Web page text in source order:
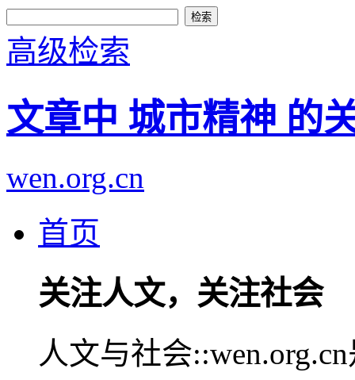
高级检索
文章中 城市精神 的
wen.org.cn
首页
关注人文，关注社会
人文与社会